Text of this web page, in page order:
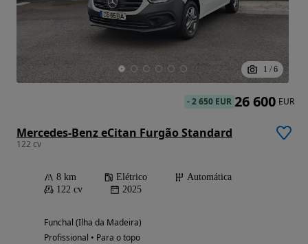
1 / 6
Mercedes-Benz eCitan Furgão Standard
122 cv
8 km Elétrico
Automática
122 cv
2025
Funchal (Ilha da Madeira)
Profissional • Para o topo
-2 650 EUR 26 600 EUR